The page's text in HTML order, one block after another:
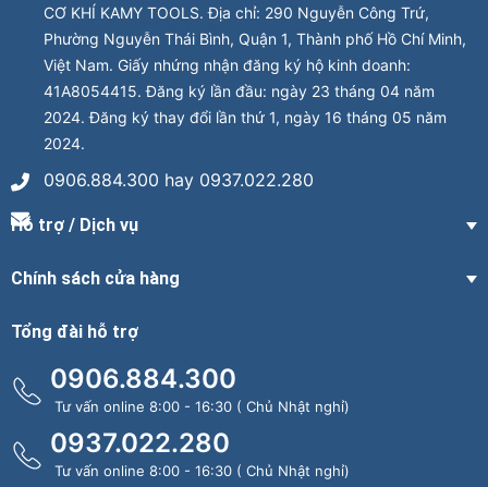
CƠ KHÍ KAMY TOOLS. Địa chỉ: 290 Nguyễn Công Trứ,
Phường Nguyễn Thái Bình, Quận 1, Thành phố Hồ Chí Minh,
Việt Nam. Giấy nhứng nhận đăng ký hộ kinh doanh:
41A8054415. Đăng ký lần đầu: ngày 23 tháng 04 năm
2024. Đăng ký thay đổi lần thứ 1, ngày 16 tháng 05 năm
2024.
0906.884.300 hay 0937.022.280
Hỗ trợ / Dịch vụ
Chính sách cửa hàng
Tổng đài hỗ trợ
0906.884.300
Tư vấn online 8:00 - 16:30 ( Chủ Nhật nghỉ)
0937.022.280
Tư vấn online 8:00 - 16:30 ( Chủ Nhật nghỉ)